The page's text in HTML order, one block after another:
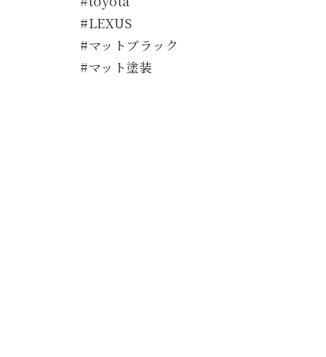
#LEXUS
#マットブラック
#マット塗装